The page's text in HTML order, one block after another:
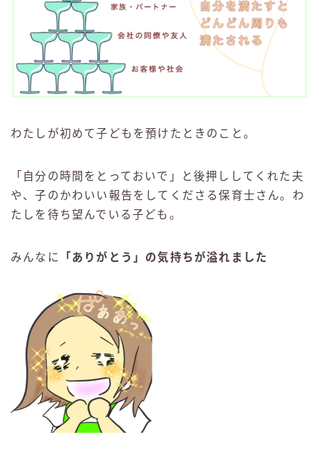
わたしが初めて子どもを預けたときのこと。
「自分の時間をとっておいで」と後押ししてくれた夫
や、子のかわいい報告をしてくださる保育士さん。わ
たしを待ち望んでいる子ども。
みんなに 「ありがとう」の気持ちが溢れました